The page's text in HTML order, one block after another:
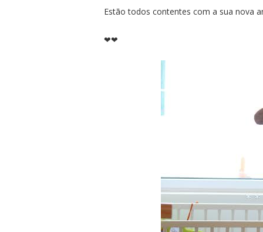
Estão todos contentes com a sua nova
❤❤